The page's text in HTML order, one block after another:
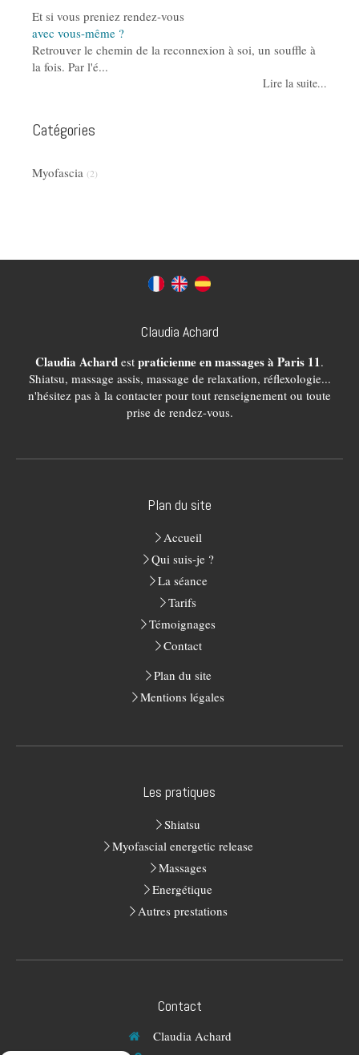
Et si vous preniez rendez-vous
avec vous-même ?
Retrouver le chemin de la reconnexion à soi, un souffle à
la fois. Par l'é...
Lire la suite...
Catégories
Myofascia (2)
Claudia Achard
Claudia Achard est praticienne en massages à Paris 11.
Shiatsu, massage assis, massage de relaxation, réflexologie...
n'hésitez pas à la contacter pour tout renseignement ou toute
prise de rendez-vous.
Plan du site
Accueil
Qui suis-je ?
La séance
Tarifs
Témoignages
Contact
Plan du site
Mentions légales
Les pratiques
Shiatsu
Myofascial energetic release
Massages
Energétique
Autres prestations
Contact
Claudia Achard